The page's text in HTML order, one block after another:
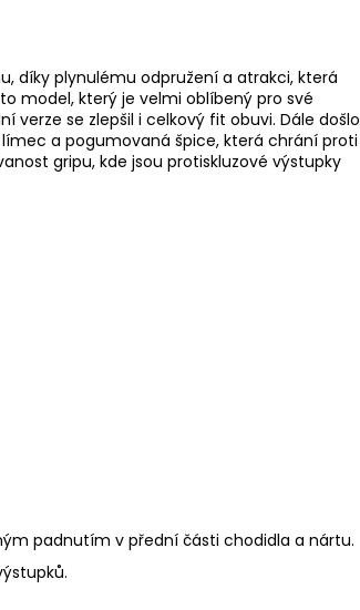
díky plynulému odpružení a atrakci, která
model, který je velmi oblíbený pro své
se zlepšil i celkový fit obuvi. Dále došlo
a pogumovaná špice, která chrání proti
gripu, kde jsou protiskluzové výstupky
padnutím v přední části chodidla a nártu.